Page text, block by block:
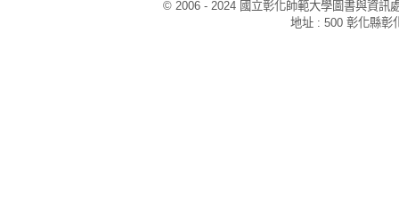
© 2006 - 2024 國立彰化師範大學圖書與資訊
地址 : 500 彰化縣彰